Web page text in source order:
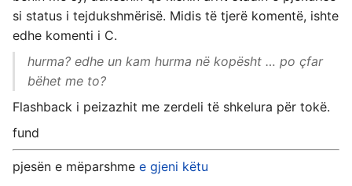
si status i tejdukshmërisë. Midis të tjerë komentë, ishte
edhe komenti i C.
hurma? edhe un kam hurma në kopësht … po çfar
bëhet me to?
Flashback i peizazhit me zerdeli të shkelura për tokë.
fund
pjesën e mëparshme e gjeni këtu